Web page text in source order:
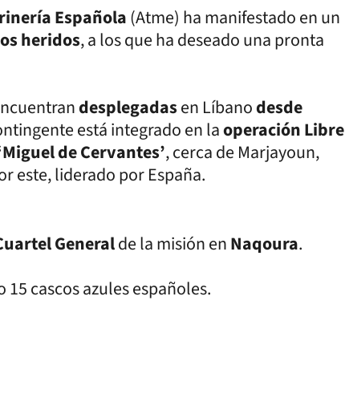
Española(Atme) ha manifestado en un
heridos, a los que ha deseado una pronta
desplegadasen Líbanodesde
está integrado en laoperación Libre
de Cervantes’, cerca de Marjayoun,
este, liderado por España.
Generalde la misión enNaqoura.
cascos azules españoles.